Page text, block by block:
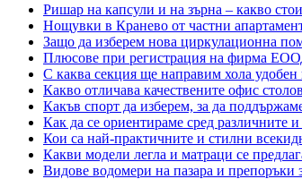
Ришар на капсули и на зърна – какво
Нощувки в Кранево от частни
Защо да изберем нова циркулационна
Плюсове при регистрация на фирма
С каква секция ще направим хола удобен
Какво отличава качествените офис
Какъв спорт да изберем, за да
Как да се ориентираме сред различните
Кои са най-практичните и стилни
Какви модели легла и матраци се
Видове водомери на пазара и препоръки